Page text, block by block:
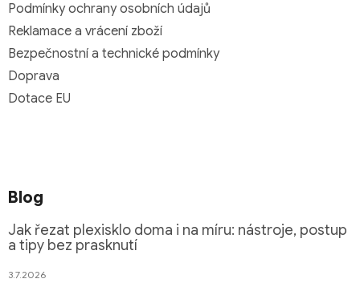
Podmínky ochrany osobních údajů
Reklamace a vrácení zboží
Bezpečnostní a technické podmínky
Doprava
Dotace EU
Blog
Jak řezat plexisklo doma i na míru: nástroje, postup
a tipy bez prasknutí
3.7.2026